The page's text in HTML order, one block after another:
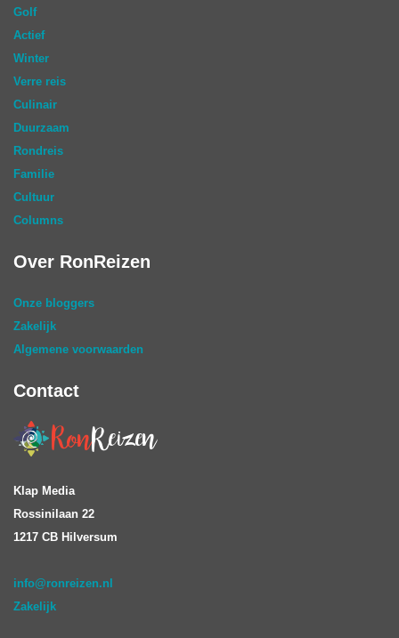
Golf
Actief
Winter
Verre reis
Culinair
Duurzaam
Rondreis
Familie
Cultuur
Columns
Over RonReizen
Onze bloggers
Zakelijk
Algemene voorwaarden
Contact
Klap Media
Rossinilaan 22
1217 CB Hilversum
info@ronreizen.nl
Zakelijk